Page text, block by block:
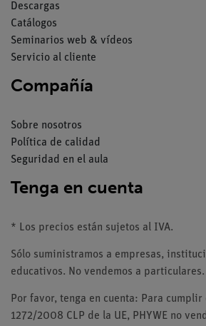
Descargas
Catálogos
Seminarios web & vídeos
Servicio al cliente
Compañía
Sobre nosotros
Política de calidad
Seguridad en el aula
Tenga en cuenta
* Los precios están sujetos al IVA.
Sólo suministramos a empresas,
educativos. No vendemos a particulares.
Por favor, tenga en cuenta: Para
1272/2008 CLP de la UE, PHYWE no